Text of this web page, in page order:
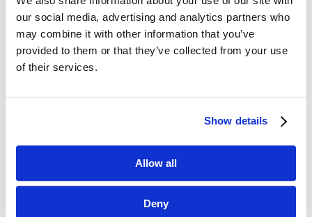
our social media, advertising and analytics partners who
may combine it with other information that you’ve
provided to them or that they’ve collected from your use
of their services.
Show details
Allow all
Deny

questus
ul. Organizacji WiN 83/7
91-811 Łódź